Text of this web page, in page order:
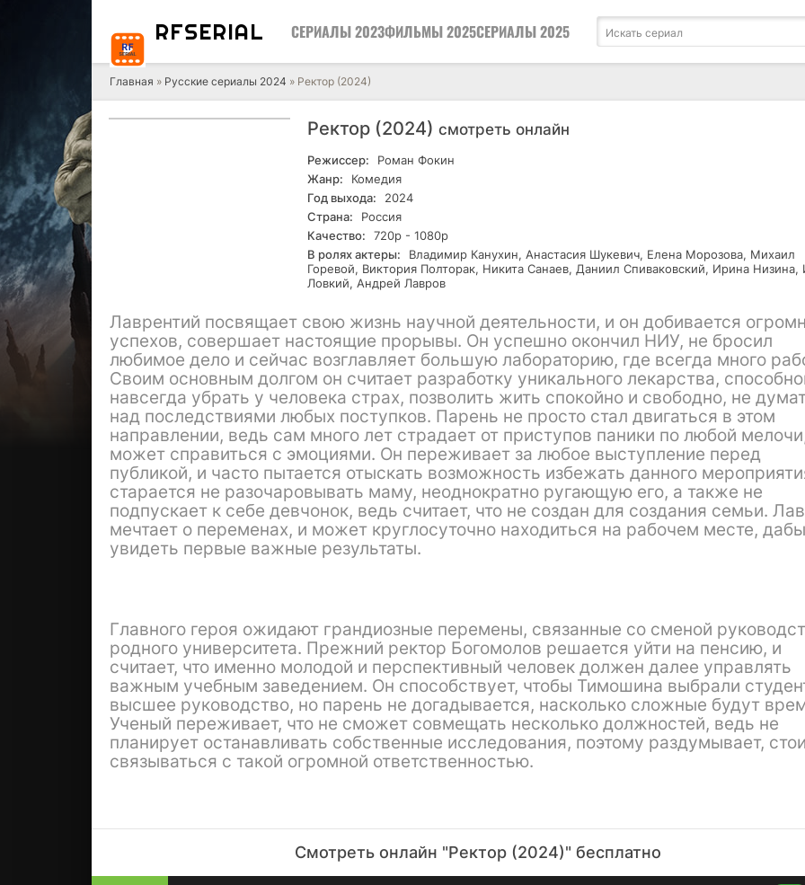
RFSERIAL СЕРИАЛЫ 2023ФИЛЬМЫ 2025СЕРИАЛЫ 2025
Главная » Русские сериалы 2024 » Ректор (2024)
Ректор (2024) смотреть онлайн
Режиссер:
Роман Фокин
Жанр:
Комедия
Год выхода:
2024
Страна:
Россия
Качество:
720р - 1080р
В ролях актеры:
Владимир Канухин, Анастасия Шукевич, Елена Морозова, Михаил
Горевой, Виктория Полторак, Никита Санаев, Даниил Спиваковский, Ирина Низина,
Ловкий, Андрей Лавров
Лаврентий посвящает свою жизнь научной деятельности, и он добивается
успехов, совершает настоящие прорывы. Он успешно окончил НИУ, не бросил
любимое дело и сейчас возглавляет большую лабораторию, где всегда много
Своим основным долгом он считает разработку уникального лекарства,
навсегда убрать у человека страх, позволить жить спокойно и свободно, не
над последствиями любых поступков. Парень не просто стал двигаться в этом
направлении, ведь сам много лет страдает от приступов паники по любой
может справиться с эмоциями. Он переживает за любое выступление перед
публикой, и часто пытается отыскать возможность избежать данного
старается не разочаровывать маму, неоднократно ругающую его, а также не
подпускает к себе девчонок, ведь считает, что не создан для создания семьи.
мечтает о переменах, и может круглосуточно находиться на рабочем месте, дабы
увидеть первые важные результаты.
Главного героя ожидают грандиозные перемены, связанные со сменой
родного университета. Прежний ректор Богомолов решается уйти на пенсию, и
считает, что именно молодой и перспективный человек должен далее управлять
важным учебным заведением. Он способствует, чтобы Тимошина выбрали
высшее руководство, но парень не догадывается, насколько сложные будут
Ученый переживает, что не сможет совмещать несколько должностей, ведь не
планирует останавливать собственные исследования, поэтому раздумывает,
связываться с такой огромной ответственностью.
Смотреть онлайн "Ректор (2024)" бесплатно